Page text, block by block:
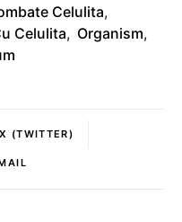
Celulita,
Celulita, Organism,
X (TWITTER)